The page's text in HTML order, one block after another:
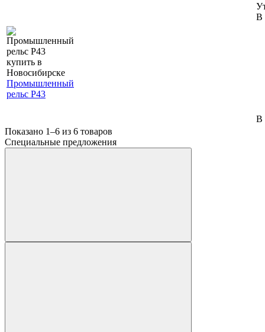
Промышленный
рельс Р43
В
В
Показано 1–6 из 6 товаров
Специальные предложения